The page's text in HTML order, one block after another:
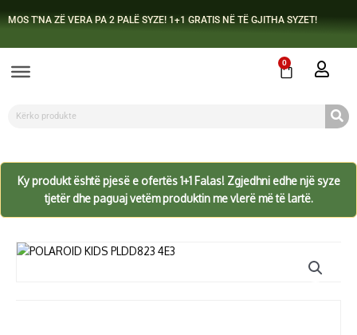
toMOS T'NA ZË VERA PA 2 PALË SYZE! 1+1 GRATIS NË TË GJITHA SYZET!
0
Cart
Search
Ky produkt është pjesë e ofertës 1+1 Falas! Zgjedhni edhe një syze
tjetër dhe paguaj vetëm produktin me vlerë më të lartë.